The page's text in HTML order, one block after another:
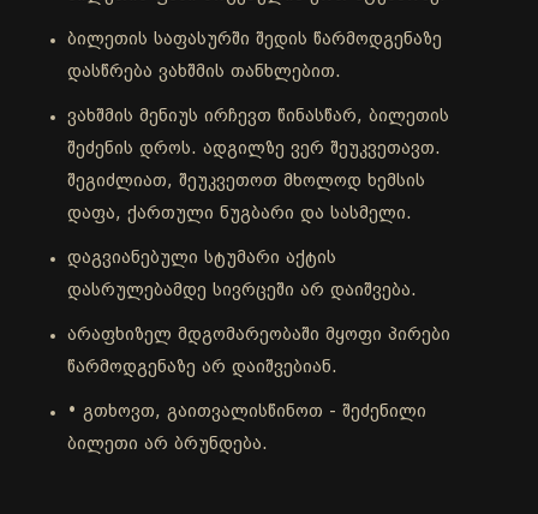
ბილეთის საფასურში შედის წარმოდგენაზე
დასწრება ვახშმის თანხლებით.
ვახშმის მენიუს ირჩევთ წინასწარ, ბილეთის
შეძენის დროს. ადგილზე ვერ შეუკვეთავთ.
შეგიძლიათ, შეუკვეთოთ მხოლოდ ხემსის
დაფა, ქართული ნუგბარი და სასმელი.
დაგვიანებული სტუმარი აქტის
დასრულებამდე სივრცეში არ დაიშვება.
არაფხიზელ მდგომარეობაში მყოფი პირები
წარმოდგენაზე არ დაიშვებიან.
• გთხოვთ, გაითვალისწინოთ - შეძენილი
ბილეთი არ ბრუნდება.